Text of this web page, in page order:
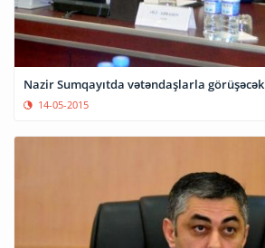
Nazir Sumqayıtda vətəndaşlarla görüşəcək
14-05-2015